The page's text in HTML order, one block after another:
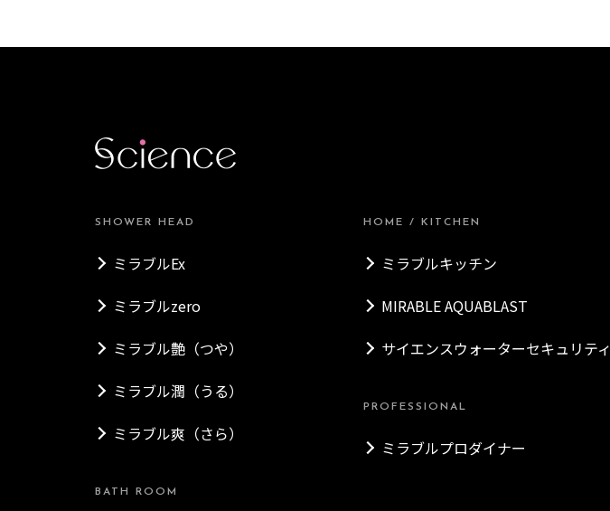
SHOWER HEAD
ミラブルEx
ミラブルzero
ミラブル艶（つや）
ミラブル潤（うる）
ミラブル爽（さら）
BATH ROOM
HOME / KITCHEN
ミラブルキッチン
MIRABLE AQUABLAST
サイエンスウォーターセキュリティ
PROFESSIONAL
ミラブルプロダイナー